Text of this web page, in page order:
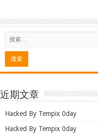
近期文章
Hacked By Tempix 0day
Hacked By Tempix 0day